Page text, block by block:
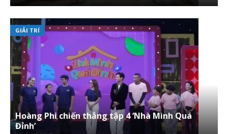
GIẢI TRÍ
Hoàng Phi chiến thắng tập 4 ‘Nhà Mình Quá
Đỉnh’